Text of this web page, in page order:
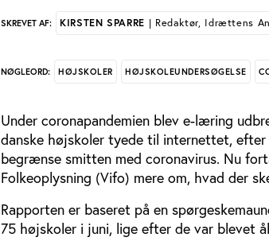
SKREVET AF: KIRSTEN SPARRE | Redaktør, Idrættens
NØGLEORD: HØJSKOLER HØJSKOLEUNDERSØGELSE
Under coronapandemien blev e-læring
danske højskoler tyede til internettet,
begrænse smitten med coronavirus. Nu
Folkeoplysning (Vifo) mere om, hvad der
Rapporten er baseret på en
75 højskoler i juni, lige efter de var blevet